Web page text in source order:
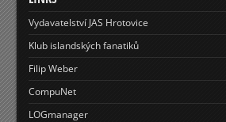
Vydavatelství JAS Hrotovice
Klub islandských fanatiků
Filip Weber
CompuNet
LOGmanager